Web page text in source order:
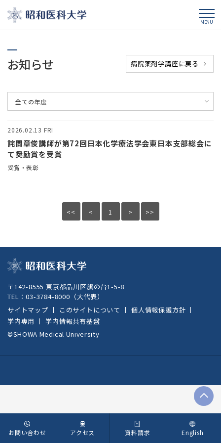
MENU
お知らせ
全ての年度
2026.02.13 FRI
詫間章俊講師が第72回日本化学療法学会東日本支部総会に
て奨励賞を受賞
受賞・表彰
<< < 1 > >>
病院薬剤学講座に戻る
〒142-8555 東京都品川区旗の台1-5-8
TEL：03-3784-8000 （大代表）
サイトマップ
このサイトについて
個人情報保護方針
学内専用
学内情報共有基盤
©SHOWA Medical University
お問い合わせ アクセス 資料請求 English